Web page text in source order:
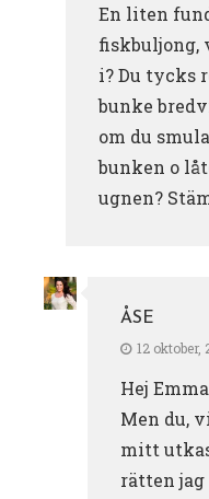
En liten
fiskbuljong,
i? Du tycks
bunke
om du
bunken o
ugnen?
ÅSE
12 oktober,
Hej
Men du,
mitt
rätten jag